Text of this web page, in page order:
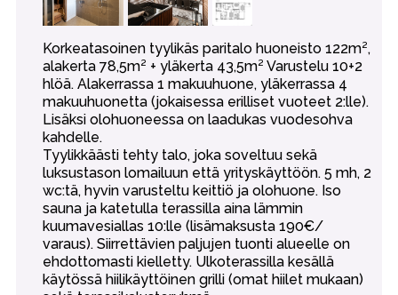
Korkeatasoinen tyylikäs paritalo huoneisto 122m²,
alakerta 78,5m² + yläkerta 43,5m² Varustelu 10+2
hlöä. Alakerrassa 1 makuuhuone, yläkerrassa 4
makuuhuonetta (jokaisessa erilliset vuoteet 2:lle).
Lisäksi olohuoneessa on laadukas vuodesohva
kahdelle.
Tyylikkäästi tehty talo, joka soveltuu sekä
luksustason lomailuun että yrityskäyttöön. 5 mh, 2
wc:tä, hyvin varusteltu keittiö ja olohuone. Iso
sauna ja katetulla terassilla aina lämmin
kuumavesiallas 10:lle (lisämaksusta 190€/
varaus). Siirrettävien paljujen tuonti alueelle on
ehdottomasti kielletty. Ulkoterassilla kesällä
käytössä hiilikäyttöinen grilli (omat hiilet mukaan)